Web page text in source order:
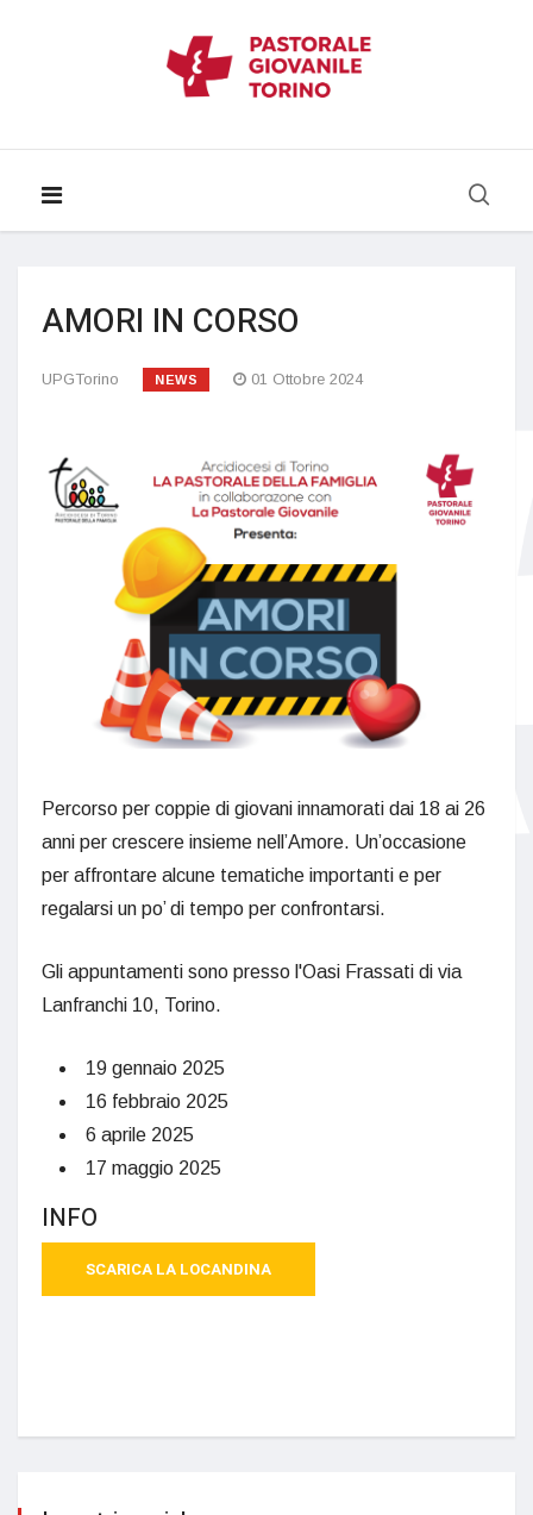
AMORI IN CORSO
UPGTorino NEWS 01 Ottobre 2024
Percorso per coppie di giovani innamorati dai 18 ai 26
anni per crescere insieme nell’Amore. Un’occasione
per affrontare alcune tematiche importanti e per
regalarsi un po’ di tempo per confrontarsi.
Gli appuntamenti sono presso l'Oasi Frassati di via
Lanfranchi 10, Torino.
19 gennaio 2025
16 febbraio 2025
6 aprile 2025
17 maggio 2025
INFO
SCARICA LA LOCANDINA